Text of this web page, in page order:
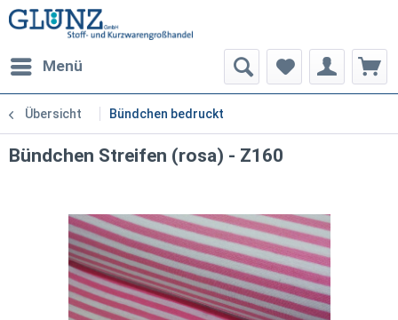
Menü
Übersicht Bündchen bedruckt
Bündchen Streifen (rosa) - Z160